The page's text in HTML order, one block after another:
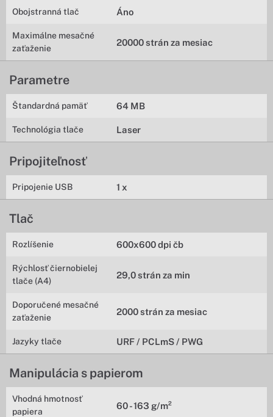
Obojstranná tlač Áno
Maximálne mesačné
zaťaženie
20000 strán za mesiac
Parametre
Štandardná pamäť 64 MB
Technológia tlače Laser
Pripojiteľnosť
Pripojenie USB 1 x
Tlač
Rozlíšenie 600x600 dpi čb
Rýchlosť čiernobielej
tlače (A4)
29,0 strán za min
Doporučené mesačné
zaťaženie
2000 strán za mesiac
Jazyky tlače URF / PCLmS / PWG
Manipulácia s papierom
Vhodná hmotnosť
papiera
60 - 163 g/m²